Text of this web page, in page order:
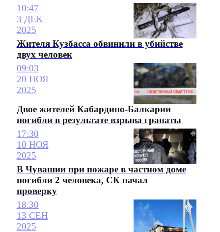
10:47
3 ДЕК
2025
Жителя Кузбасса обвинили в убийстве
двух человек
09:03
20 НОЯ
2025
Двое жителей Кабардино-Балкарии
погибли в результате взрыва гранаты
17:30
10 НОЯ
2025
В Чувашии при пожаре в частном доме
погибли 2 человека, СК начал
проверку
18:30
13 СЕН
2025